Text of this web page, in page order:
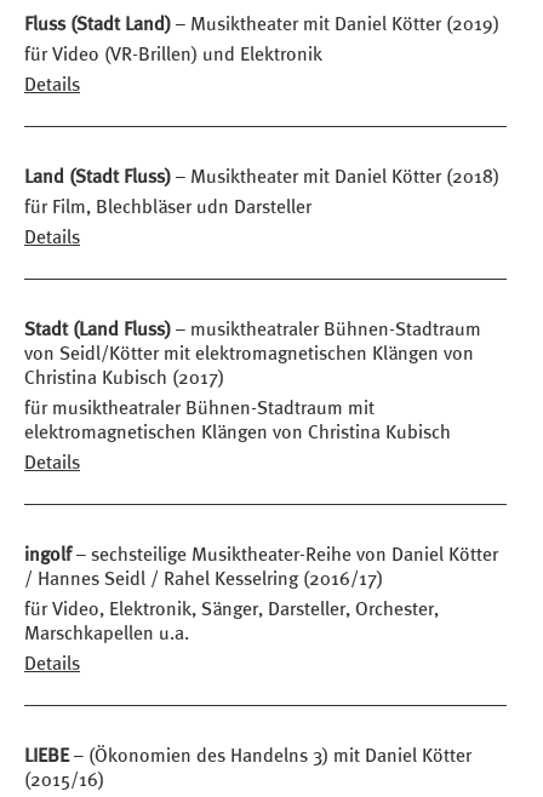
Fluss (Stadt Land) – Musiktheater mit Daniel Kötter (2019)
für Video (VR-Brillen) und Elektronik
Details
Land (Stadt Fluss) – Musiktheater mit Daniel Kötter (2018)
für Film, Blechbläser udn Darsteller
Details
Stadt (Land Fluss) – musiktheatraler Bühnen-Stadtraum
von Seidl/Kötter mit elektromagnetischen Klängen von
Christina Kubisch (2017)
für musiktheatraler Bühnen-Stadtraum mit
elektromagnetischen Klängen von Christina Kubisch
Details
ingolf– sechsteilige Musiktheater-Reihe von Daniel Kötter
/ Hannes Seidl / Rahel Kesselring (2016/17)
für Video, Elektronik, Sänger, Darsteller, Orchester,
Marschkapellen u.a.
Details
LIEBE– (Ökonomien des Handelns 3) mit Daniel Kötter
(2015/16)